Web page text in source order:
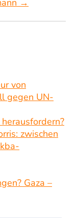
→
von
gegen UN-
zwischen
Gaza –